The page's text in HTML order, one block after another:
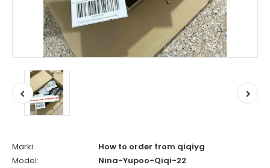
Marki
How to order from qiqiyg
Model:
Nina-Yupoo-Qiqi-22